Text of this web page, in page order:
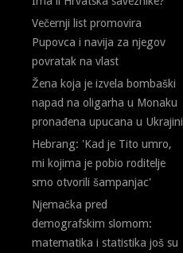
Večernji list promovira
Pupovca i navija za njegov
povratak na vlast
Žena koja je izvela bombaški
napad na oligarha u Monaku
pronađena upucana u Ukrajini
Hebrang: 'Kad je Tito umro,
mi kojima je pobio roditelje
smo otvorili šampanjac'
Njemačka pred
demografskim slomom:
matematika i statistika još su